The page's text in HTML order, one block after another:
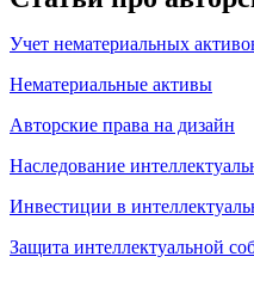
Учет нематериальных
Нематериальные активы
Авторские права на дизайн
Наследование
Инвестиции в
Защита интеллектуальной